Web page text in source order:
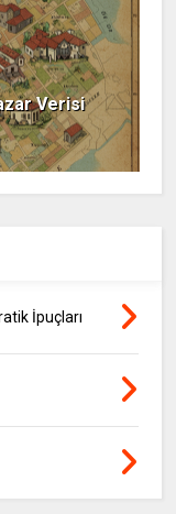
Verisi
İpuçları